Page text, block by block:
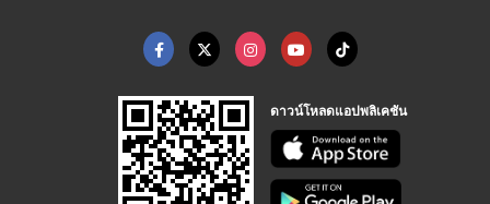
ดาวน์โหลดแอปพลิเคชัน